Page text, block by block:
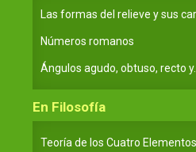
Las formas del relieve y sus
Números romanos
Ángulos agudo, obtuso, recto y...
En Filosofía
Teoría de los Cuatro Elementos